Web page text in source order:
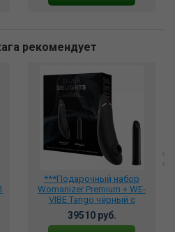
рекомендует
***Подарочный набор
Womanizer Premium + WE-
VIBE Tango чёрный с
серебряным, SNCV1SG9
39510 руб.